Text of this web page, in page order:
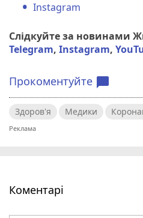
Instagram
Слідкуйте за новинами
Telegram, Instagram,
Прокоментуйте chat_bubble
Здоров'я Медики
Коментарі